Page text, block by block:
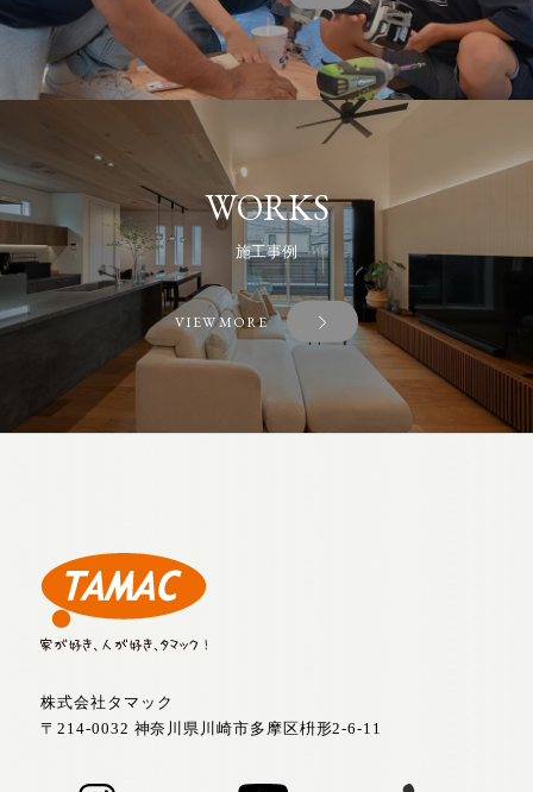
WORKS
施工事例
VIEW MORE
株式会社タマック
〒214-0032 神奈川県川崎市多摩区枡形2-6-11